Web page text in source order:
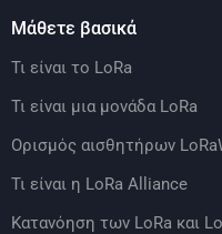
Μάθετε βασικά
Τι είναι το LoRa
Τι είναι μια μονάδα LoRa
Ορισμός αισθητήρων
Τι είναι η LoRa Alliance
Κατανόηση των LoRa και